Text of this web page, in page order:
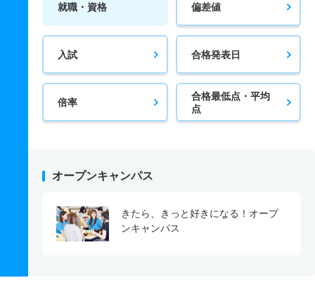
就職・資格 偏差値
入試 合格発表日
倍率
合格最低点・平均
点
オープンキャンパス
きたら、きっと好きになる！オープ
ンキャンパス